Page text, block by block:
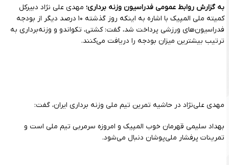
به گزارش روابط عمومی فدراسیون وزنه برداری؛ مهدی علی نژاد دبیرکل
کمیته ملی المپیک با اشاره به اینکه روز گذشته ۱۰ درصد دیگر از بودجه
فدراسیون‌های ورزشی پرداخت شد، گفت: کشتی، تکواندو و وزنه‌برداری به
ترتیب بیشترین میزان بودجه را دریافت می‌کنند.
مهدی علی‌نژاد در حاشیه تمرین تیم ملی وزنه برداری ایران، گفت:
بهداد سلیمی قهرمان خوب المپیک و امروزه سرمربی تیم ملی است و
تمرینات پرفشار ملی‌پوشان دنبال می‌شود.